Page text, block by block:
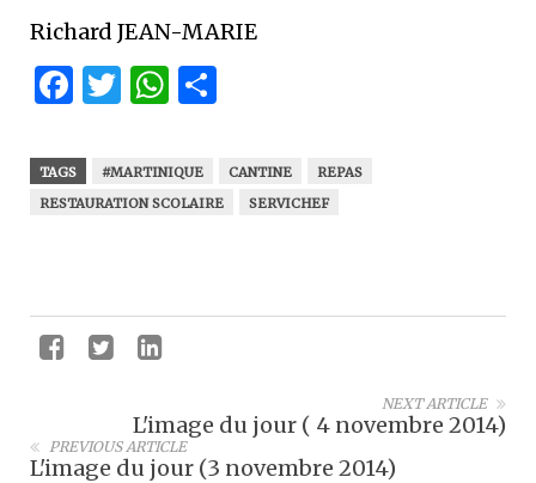
Richard JEAN-MARIE
Facebook
Twitter
WhatsApp
TAGS #MARTINIQUE CANTINE
REPAS
RESTAURATION SCOLAIRE
SERVICHEF
NEXT ARTICLE
L'image du jour ( 4 novembre 2014)
PREVIOUS ARTICLE
L'image du jour (3 novembre 2014)